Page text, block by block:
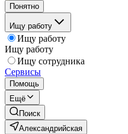
Понятно
Ищу работу
Ищу работу
Ищу работу
Ищу сотрудника
Сервисы
Помощь
Ещё
Поиск
Александрийская